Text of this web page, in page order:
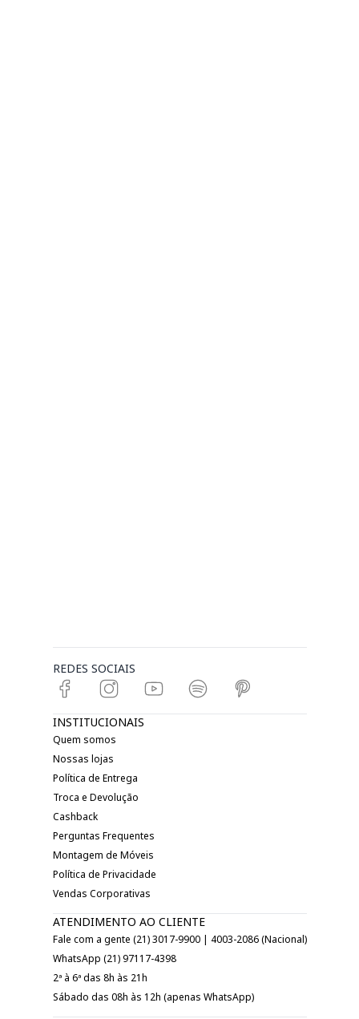
REDES SOCIAIS
INSTITUCIONAIS
Quem somos
Nossas lojas
Política de Entrega
Troca e Devolução
Cashback
Perguntas Frequentes
Montagem de Móveis
Política de Privacidade
Vendas Corporativas
ATENDIMENTO AO CLIENTE
Fale com a gente (21) 3017-9900 | 4003-2086 (Nacional)
WhatsApp (21) 97117-4398
2ª à 6ª das 8h às 21h
Sábado das 08h às 12h (apenas WhatsApp)